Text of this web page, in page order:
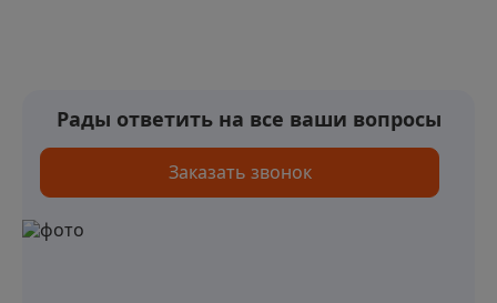
Рады ответить на все ваши вопросы
Заказать звонок